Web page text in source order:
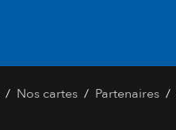
/ Nos cartes / Partenaires /